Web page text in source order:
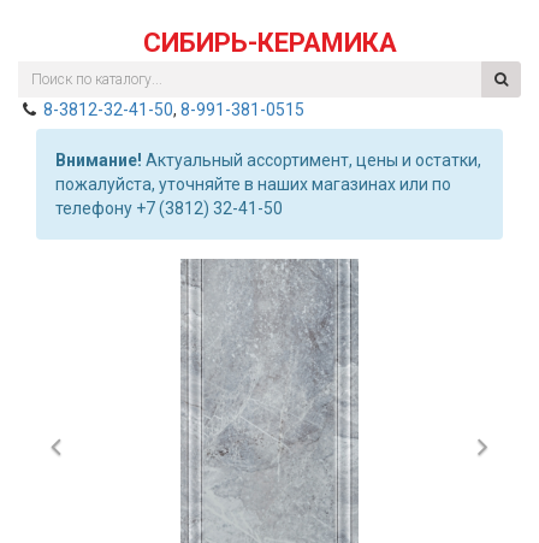
СИБИРЬ-КЕРАМИКА
8-3812-32-41-50, 8-991-381-0515
Внимание! Актуальный ассортимент, цены и остатки,
пожалуйста, уточняйте в наших магазинах или по
телефону +7 (3812) 32-41-50
Previous